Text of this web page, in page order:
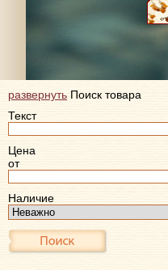
развернуть Поиск товара
Текст
Цена
от
Наличие